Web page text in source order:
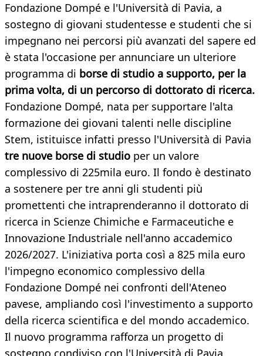
Fondazione Dompé e l'Università di Pavia, a
sostegno di giovani studentesse e studenti che si
impegnano nei percorsi più avanzati del sapere ed
è stata l'occasione per annunciare un ulteriore
programma di borse di studio a supporto, per la
prima volta, di un percorso di dottorato di ricerca.
Fondazione Dompé, nata per supportare l'alta
formazione dei giovani talenti nelle discipline
Stem, istituisce infatti presso l'Università di Pavia
tre nuove borse di studio per un valore
complessivo di 225mila euro. Il fondo è destinato
a sostenere per tre anni gli studenti più
promettenti che intraprenderanno il dottorato di
ricerca in Scienze Chimiche e Farmaceutiche e
Innovazione Industriale nell'anno accademico
2026/2027. L'iniziativa porta così a 825 mila euro
l'impegno economico complessivo della
Fondazione Dompé nei confronti dell'Ateneo
pavese, ampliando così l'investimento a supporto
della ricerca scientifica e del mondo accademico.
Il nuovo programma rafforza un progetto di
sostegno condiviso con l'Università di Pavia,